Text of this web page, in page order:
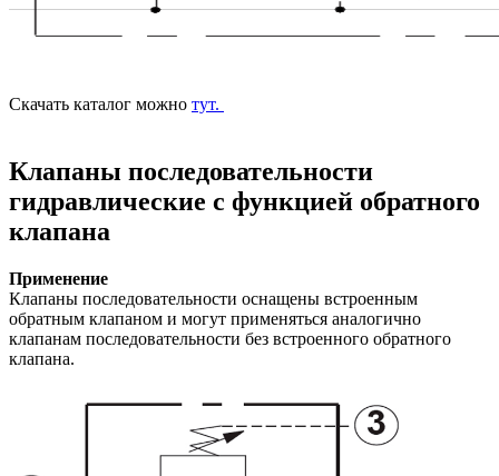
Скачать каталог можно тут.
Клапаны последовательности
гидравлические с функцией обратного
клапана
Применение
Клапаны последовательности оснащены встроенным
обратным клапаном и могут применяться аналогично
клапанам последовательности без встроенного обратного
клапана.